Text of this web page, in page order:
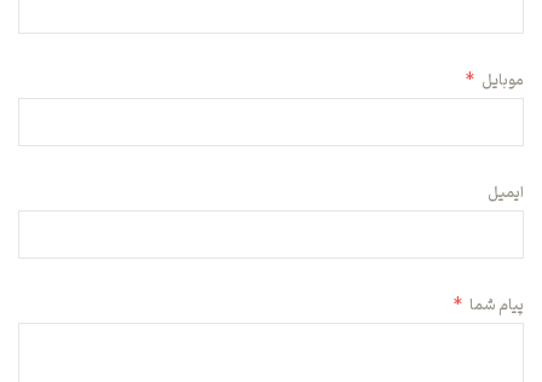
موبایل *
ایمیل
پیام شما *